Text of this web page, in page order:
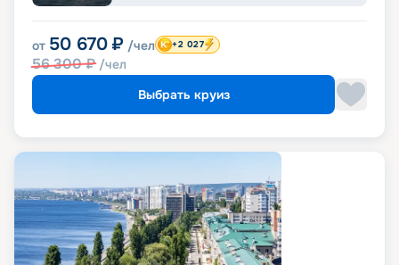
от 50 670 ₽ /чел
56 300₽ /чел
+2 027
Выбрать круиз